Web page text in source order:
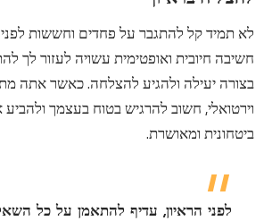
לא תמיד קל להתגבר על פחדים וחששות לפני
חשיבה חיובית ואופטימית עשויה לעזור לך
בצורה יעילה ולהגיע להצלחה. כאשר אתה
וירטואלי, חשוב להרגיש בטוח בעצמך
ביטחונית ומאושרת.
לפני הראיון, עדיף להתאמן על כל